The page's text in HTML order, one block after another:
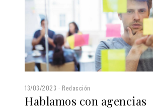
13/03/2023 Redacción
Hablamos con agencias